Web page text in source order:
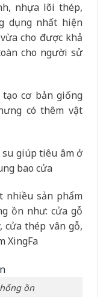
nhựa lõi thép,
dụng nhất hiện
cho được khả
cho người sử
tạo cơ bản giống
có thêm vật
su giúp tiêu âm ở
bao cửa
nhiều sản phẩm
ồn như: cửa gỗ
cửa thép vân gỗ,
XingFa
ồn